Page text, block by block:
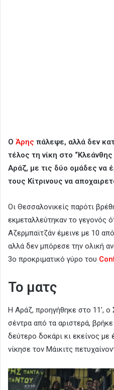
Ο Άρης πάλεψε, αλλά δεν
τέλος τη νίκη στο
Αράζ, με τις δύο ομάδες να
τους Κίτρινους να
Οι Θεσσαλονικείς παρότι
εκμεταλλεύτηκαν το γεγονός
Αζερμπαϊτζάν έμεινε με 10
αλλά δεν μπόρεσε την ολική
3ο προκριματικό γύρο του
Το ματς
Η Αράζ, προηγήθηκε στο 11′, ο
σέντρα από τα αριστερά,
δεύτερο δοκάρι κι εκείνος με
νίκησε τον Μάικιτς